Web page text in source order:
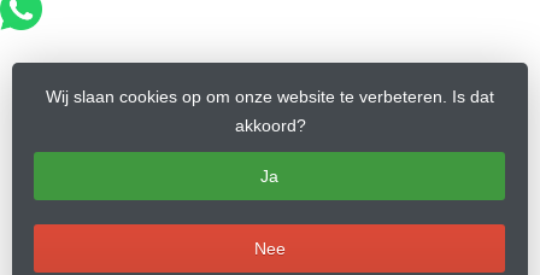
Wij slaan cookies op om onze website te verbeteren. Is dat
akkoord?
Ja
Nee